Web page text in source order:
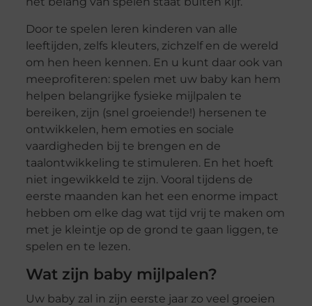
Door te spelen leren kinderen van alle
leeftijden, zelfs kleuters, zichzelf en de wereld
om hen heen kennen. En u kunt daar ook van
meeprofiteren: spelen met uw baby kan hem
helpen belangrijke fysieke mijlpalen te
bereiken, zijn (snel groeiende!) hersenen te
ontwikkelen, hem emoties en sociale
vaardigheden bij te brengen en de
taalontwikkeling te stimuleren. En het hoeft
niet ingewikkeld te zijn. Vooral tijdens de
eerste maanden kan het een enorme impact
hebben om elke dag wat tijd vrij te maken om
met je kleintje op de grond te gaan liggen, te
spelen en te lezen.
Wat zijn baby mijlpalen?
Uw baby zal in zijn eerste jaar zo veel groeien